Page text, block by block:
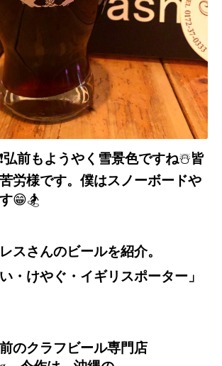
❗️弘前もようやく雪景色ですね☃️皆
労様です。僕はスノーボードや
😁🏂
スさんのビールを紹介。
・けやぐ・イギリスポーター」
のクラフビール専門店